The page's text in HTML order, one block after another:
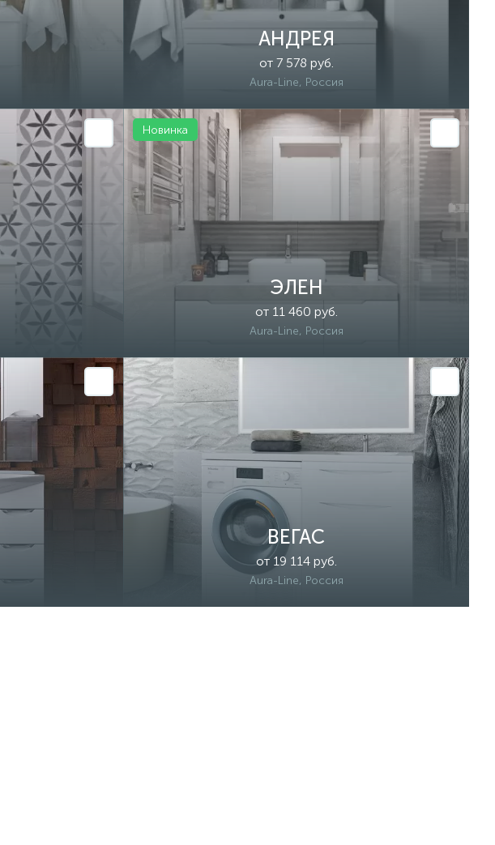
АНДРЕЯ
от 7 578 руб.
Aura-Line, Россия
ЭЛЕН
от 11 460 руб.
Aura-Line, Россия
Новинка
ВЕГАС
от 19 114 руб.
Aura-Line, Россия